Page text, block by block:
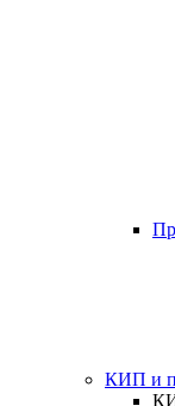
КИП и